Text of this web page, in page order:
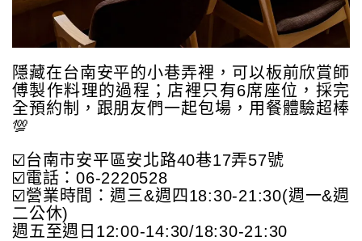
隱藏在台南安平的小巷弄裡，可以板前欣賞師
傅製作料理的過程；店裡只有6席座位，採完
全預約制，跟朋友們一起包場，用餐體驗超棒
💯
☑️台南市安平區安北路40巷17弄57號
☑️電話：06-2220528
☑️營業時間：週三&週四18:30-21:30(週一&週
二公休)
週五至週日12:00-14:30/18:30-21:30